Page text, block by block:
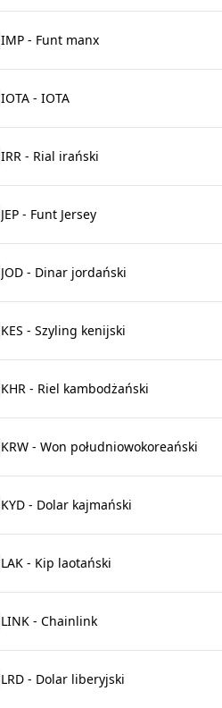
IMP - Funt manx
IOTA - IOTA
IRR - Rial irański
JEP - Funt Jersey
JOD - Dinar jordański
KES - Szyling kenijski
KHR - Riel kambodżański
KRW - Won południowokoreański
KYD - Dolar kajmański
LAK - Kip laotański
LINK - Chainlink
LRD - Dolar liberyjski